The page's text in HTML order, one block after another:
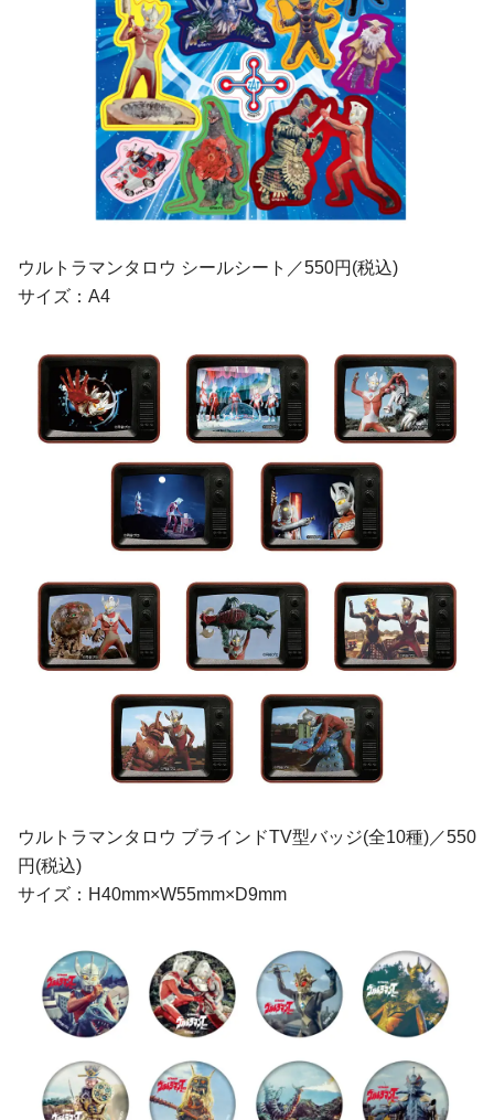
ウルトラマンタロウ シールシート／550円(税込)
サイズ：A4
ウルトラマンタロウ ブラインドTV型バッジ(全10種)／550
円(税込)
サイズ：H40mm×W55mm×D9mm